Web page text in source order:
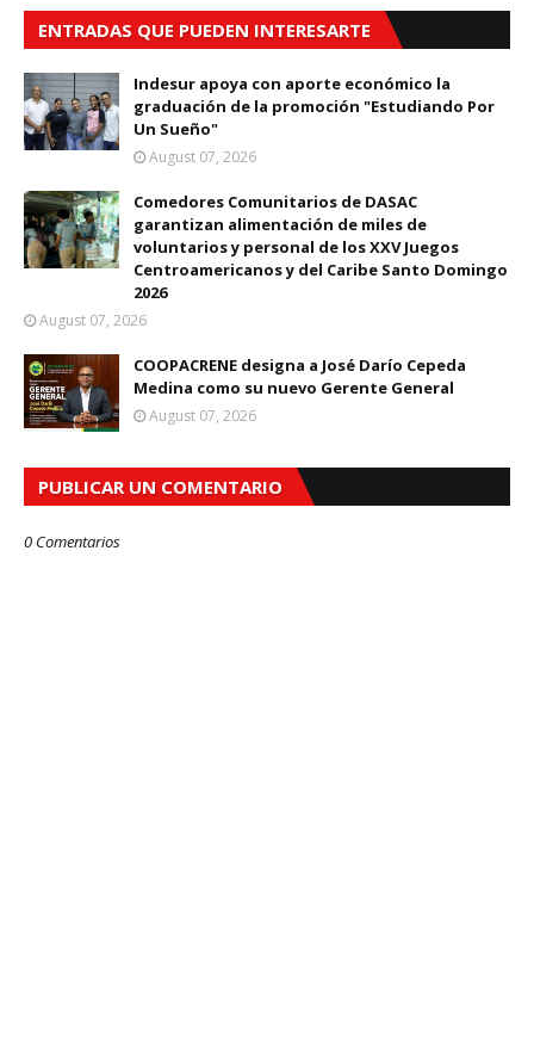
ENTRADAS QUE PUEDEN INTERESARTE
Indesur apoya con aporte económico la
graduación de la promoción "Estudiando Por
Un Sueño"
August 07, 2026
Comedores Comunitarios de DASAC
garantizan alimentación de miles de
voluntarios y personal de los XXV Juegos
Centroamericanos y del Caribe Santo Domingo
2026
August 07, 2026
COOPACRENE designa a José Darío Cepeda
Medina como su nuevo Gerente General
August 07, 2026
PUBLICAR UN COMENTARIO
0 Comentarios